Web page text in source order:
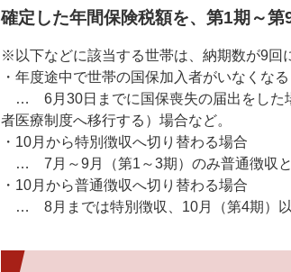
確定した年間保険税額を、第1期～第
※以下などに該当する世帯は、納期数が9回
・年度途中で世帯の国保加入者がいなくな
… 6月30日までに国保喪失の届出をした
者医療制度へ移行する）場合など。
・10月から特別徴収へ切り替わる場合
… 7月～9月（第1～3期）のみ普通徴収と
・10月から普通徴収へ切り替わる場合
… 8月までは特別徴収、10月（第4期）以